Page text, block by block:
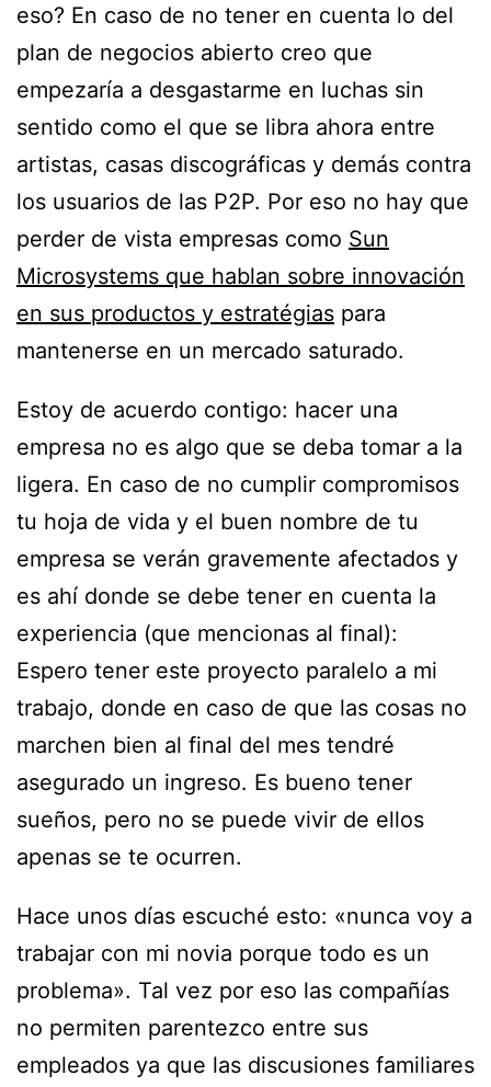
eso? En caso de no tener en cuenta lo del
plan de negocios abierto creo que
empezaría a desgastarme en luchas sin
sentido como el que se libra ahora entre
artistas, casas discográficas y demás contra
los usuarios de las P2P. Por eso no hay que
perder de vista empresas como Sun
Microsystems que hablan sobre innovación
en sus productos y estratégias para
mantenerse en un mercado saturado.
Estoy de acuerdo contigo: hacer una
empresa no es algo que se deba tomar a la
ligera. En caso de no cumplir compromisos
tu hoja de vida y el buen nombre de tu
empresa se verán gravemente afectados y
es ahí donde se debe tener en cuenta la
experiencia (que mencionas al final):
Espero tener este proyecto paralelo a mi
trabajo, donde en caso de que las cosas no
marchen bien al final del mes tendré
asegurado un ingreso. Es bueno tener
sueños, pero no se puede vivir de ellos
apenas se te ocurren.
Hace unos días escuché esto: «nunca voy a
trabajar con mi novia porque todo es un
problema». Tal vez por eso las compañías
no permiten parentezco entre sus
empleados ya que las discusiones familiares